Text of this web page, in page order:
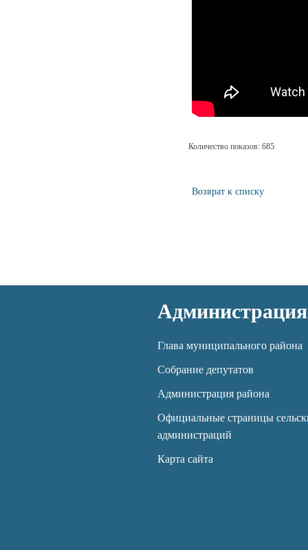
Количество показов: 685
Возврат к списку
Администрация
Глава муниципального района
Собрание депутатов
Администрация района
Официальные страницы
администраций
Карта сайта